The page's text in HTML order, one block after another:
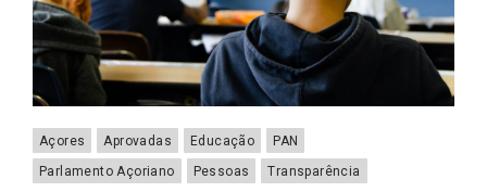
Açores Aprovadas Educação
PAN
Parlamento Açoriano
Pessoas Transparência